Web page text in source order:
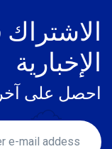
الإخبارية
احصل على آخر